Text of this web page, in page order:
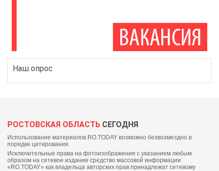
Наш опрос
РОСТОВСКАЯ ОБЛАСТЬ СЕГОДНЯ
Использование материалов RO.TODAY возможно безвозмездно в
порядке цитирования
Исключительные права на фотоизображения с указанием любым
образом на сетевое издание средство массовой информации
«RO.TODAY» как владельца авторских прав принадлежат сетевому